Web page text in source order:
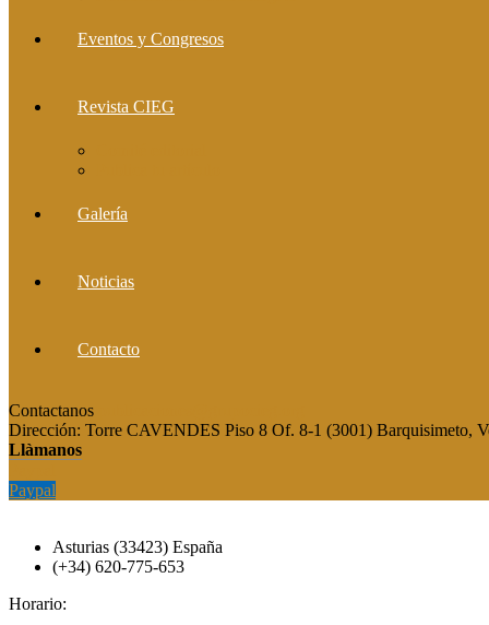
Eventos y Congresos
Revista CIEG
Galería
Noticias
Contacto
Contactanos
Dirección: Torre CAVENDES Piso 8 Of. 8-1 (3001) Barquisimeto,
Llàmanos
Paypal
Asturias (33423) España
(+34) 620-775-653
Horario: